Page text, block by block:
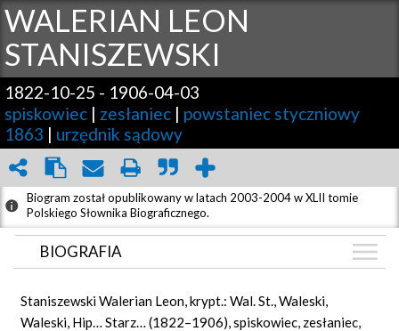
WALERIAN LEON
STANISZEWSKI
1822-10-25 - 1906-04-03
spiskowiec | zesłaniec | powstaniec styczniowy
1863 | urzędnik sądowy
Biogram został opublikowany w latach 2003-2004 w XLII tomie
Polskiego Słownika Biograficznego.
BIOGRAFIA
GRAF POWIĄZAŃ
Staniszewski Walerian Leon, krypt.: Wal.St.,Waleski,
Waleski, Hip…Starz… (1822–1906), spiskowiec, zesłaniec,